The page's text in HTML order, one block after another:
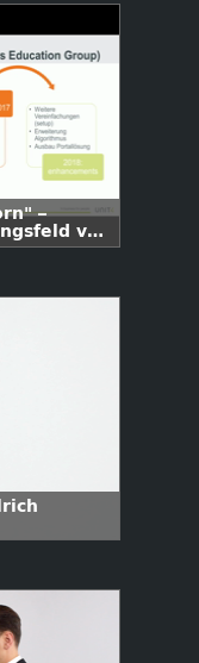
–
von
und